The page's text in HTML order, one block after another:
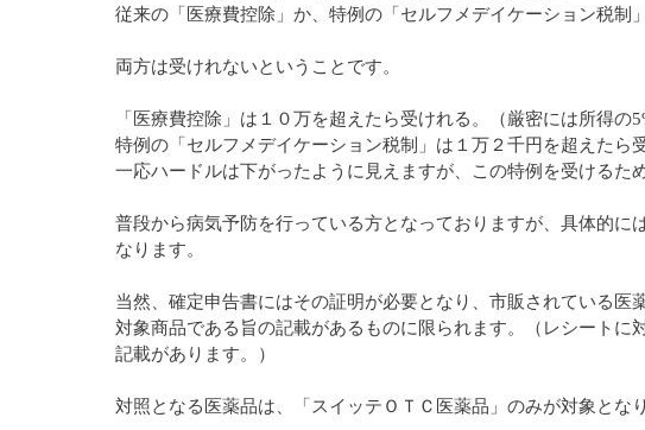
従来の「医療費控除」か、特例の「セルフメデイケーション税制
両方は受けれないということです。
「医療費控除」は１０万を超えたら受けれる。（厳密には所得の
特例の「セルフメデイケーション税制」は１万２千円を超えたら
一応ハードルは下がったように見えますが、この特例を受けるた
普段から病気予防を行っている方となっておりますが、具体的
なります。
当然、確定申告書にはその証明が必要となり、市販されている
対象商品である旨の記載があるものに限られます。（レシートに
記載があります。）
対照となる医薬品は、「スイッテＯＴＣ医薬品」のみが対象とな